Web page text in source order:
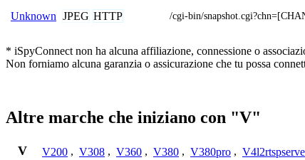
Unknown JPEG HTTP /cgi-bin/
* iSpyConnect non ha alcuna affiliazione, connessione o
Non forniamo alcuna garanzia o assicurazione che tu possa
Altre marche che iniziano con "V"
V V200 , V308 , V360 , V380 , V380pro ,